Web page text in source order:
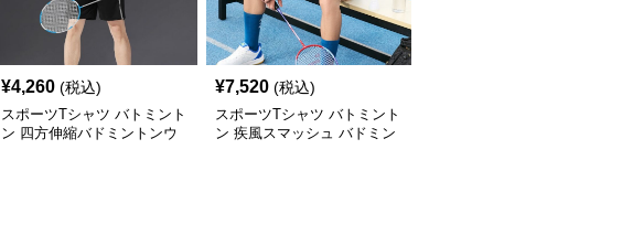
¥4,260 (税込)
スポーツTシャツ バトミント
ン 四方伸縮バドミントンウ
¥7,520 (税込)
スポーツTシャツ バトミント
ン 疾風スマッシュ バドミン